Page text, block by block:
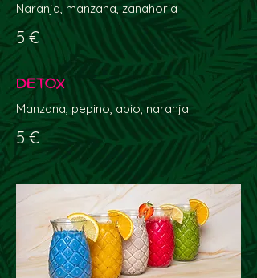
Naranja, manzana, zanahoria
5 €
Detox
Manzana, pepino, apio, naranja
5 €